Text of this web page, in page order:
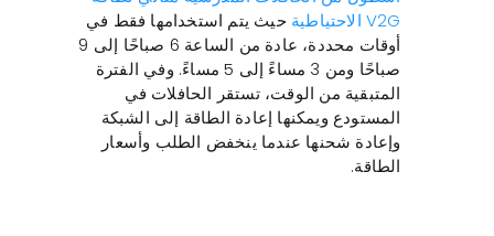
V2G الاحتياطية
حيث يتم استخدامها فقط في
أوقات محددة، عادة من الساعة 6 صباحًا إلى 9
صباحًا ومن 3 مساءً إلى 5 مساءً. وفي الفترة
المتبقية من الوقت، تستقر الحافلات في
المستودع ويمكنها إعادة الطاقة إلى الشبكة
وإعادة شحنها عندما ينخفض الطلب وأسعار
الطاقة.